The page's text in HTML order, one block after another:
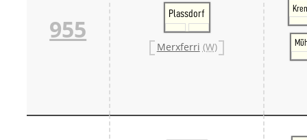
955
Plassdorf
Merxferri (W)